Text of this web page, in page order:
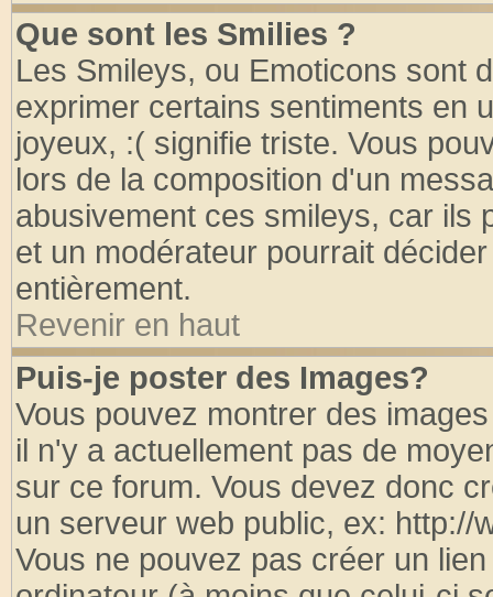
Que sont les Smilies ?
Les Smileys, ou Emoticons sont
exprimer certains sentiments en
joyeux, :( signifie triste. Vous
lors de la composition d'un
abusivement ces smileys, car ils
et un modérateur pourrait
entièrement.
Revenir en haut
Puis-je poster des Images?
Vous pouvez montrer des
il n'y a actuellement pas de
sur ce forum. Vous devez donc
un serveur web public, ex: http://
Vous ne pouvez pas créer un